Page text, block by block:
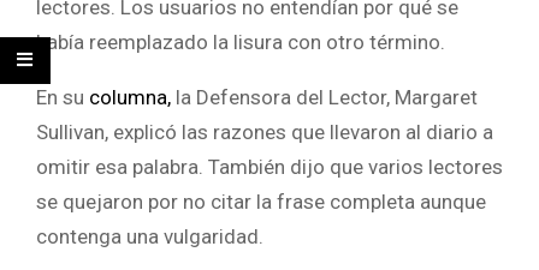
lectores. Los usuarios no entendían por qué se
había reemplazado la lisura con otro término.
En su columna, la Defensora del Lector, Margaret
Sullivan, explicó las razones que llevaron al diario a
omitir esa palabra. También dijo que varios lectores
se quejaron por no citar la frase completa aunque
contenga una vulgaridad.